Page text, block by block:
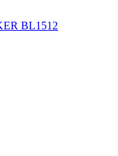
BL1512